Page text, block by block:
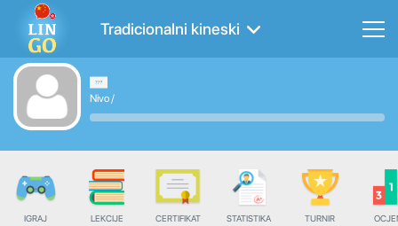
Tradicionalni kineski
Nivo/
IGRAJ LEKCIJE CERTIFIKAT STATISTIKA TURNIR